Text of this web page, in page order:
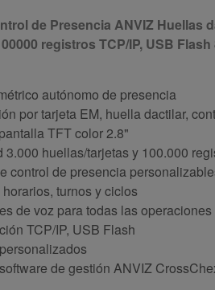
de Presencia ANVIZ Huellas
registros TCP/IP, USB
autónomo de presencia
por tarjeta EM, huella dactilar,
TFT color 2.8"
3.000 huellas/tarjetas y 100.000
control de presencia
turnos y ciclos
de voz para todas las operaciones
TCP/IP, USB Flash
de gestión ANVIZ